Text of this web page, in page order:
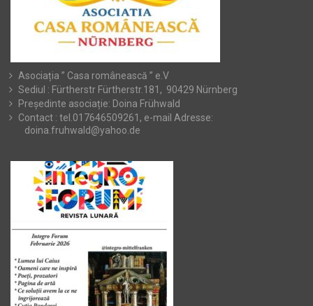
Asociația ” Casa românească ” e.V
Sediul : Fürtherstr Fürtherstr.181, 90429 Nürnberg
Președinte asociație: Doina Frühwald
Contact : tel.017646509261, e-mail Adresse:
doina.fruhwald@yahoo.de